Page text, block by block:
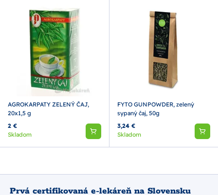
AGROKARPATY ZELENÝ ČAJ,
20x1,5 g
2 €
Skladom
FYTO GUNPOWDER, zelený
sypaný čaj, 50g
3,24 €
Skladom
Prvá certifikovaná e-lekáreň na Slovensku